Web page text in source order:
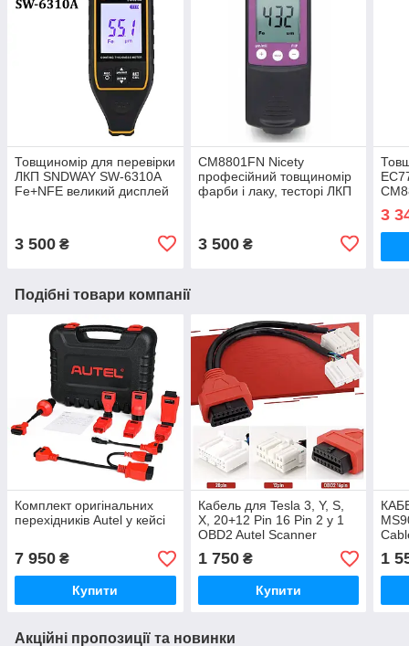
Товщиномір для перевірки
ЛКП SNDWAY SW-6310A
Fe+NFE великий дисплей
3 500 ₴
СМ8801FN Nicety
професійний товщиномір
фарби і лаку, тесторі ЛКП
3 500₴
3
Подібні товари компанії
Комплект оригінальних
перехідників Autel у кейсі
7 950 ₴
Купити
Кабель для Tesla 3, Y, S,
X, 20+12 Pin 16 Pin 2 у 1
OBD2 Autel Scanner
MaxiSys Ultra Elite
1 750₴
Купити
1
Акційні пропозиції та новинки